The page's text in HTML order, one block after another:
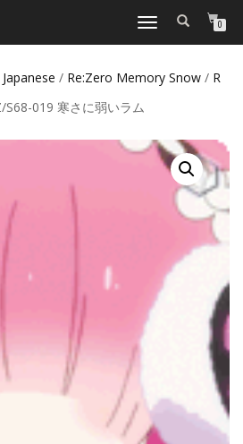
TOGGLE
0
/ Re:Zero Memory Snow/ R
S68-019 寒さに弱いラム